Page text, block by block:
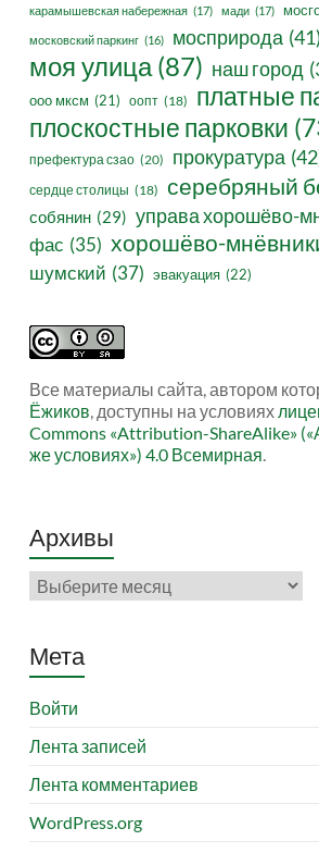
карамышевская набережная (17) мади (17)
московский паркинг (16) мосприрода (41)
моя улица (87) наш город
ооо мксм (21) оопт (18) платные
плоскостные парковки
префектура сзао (20) прокуратура
сердце столицы (18) серебряный
собянин (29) управа хорошёво-
фас (35) хорошёво-
шумский (37) эвакуация (22)
Все материалы сайта, автором
Ёжиков, доступны на условиях
Commons «Attribution-ShareAlike»
же условиях») 4.0 Всемирная.
Архивы
Архивы
Мета
Войти
Лента записей
Лента комментариев
WordPress.org